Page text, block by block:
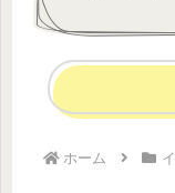
ホーム